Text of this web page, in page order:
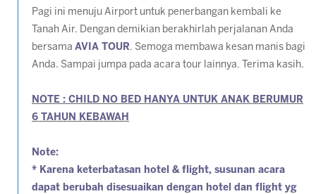
Pagi ini menuju Airport untuk penerbangan kembali ke
Tanah Air. Dengan demikian berakhirlah perjalanan Anda
bersama AVIA TOUR. Semoga membawa kesan manis bagi
Anda. Sampai jumpa pada acara tour lainnya, Terima kasih.
NOTE : CHILD NO BED HANYA UNTUK ANAK BERUMUR
6 TAHUN KEBAWAH
Note:
* Karena keterbatasan hotel & flight, susunan acara
dapat berubah disesuaikan dengan hotel dan flight yg